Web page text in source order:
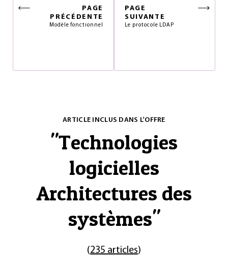
PAGE
PRÉCÉDENTE
Modèle fonctionnel
PAGE
SUIVANTE
Le protocole LDAP
ARTICLE INCLUS DANS L'OFFRE
"Technologies
logicielles
Architectures des
systèmes"
(235 articles)